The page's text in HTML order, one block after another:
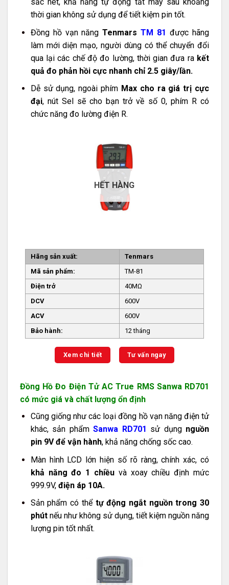
thời gian không sử dụng để tiết kiệm pin tốt.
Đồng hồ vạn năngTenmarsTM 81 được hãng
làm mới diện mạo, người dùng có thể chuyển đổi
qua lại các chế độ đo lường, thời gian đưa ra kết
quả đo phản hồi cực nhanh chỉ 2.5 giây/lần.
Dễ sử dụng, ngoài phím Max cho ra giá trị cực
đại, nút Sel sẽ cho bạn trở về số 0, phím R có
chức năng đo lường điện R.
HẾT HÀNG
Hãng sản xuất:
Tenmars
Mã sản phẩm:
TM-81
Điện trở
40MΩ
DCV
600V
ACV
600V
Bảo hành:
12 tháng
Xem chi tiết Tư vấn ngay
Đồng Hồ Đo Điện Tử AC True RMS Sanwa RD701
có mức giá và chất lượng ổn định
Cũng giống như các loại đồng hồ vạn năng điện tử
khác, sản phẩmSanwa RD701 sử dụng nguồn
pin 9V để vận hành, khả năng chống sốc cao.
Màn hình LCD lớn hiện số rõ ràng, chính xác, có
khả năng đo 1 chiều và xoay chiều định mức
999.9V, điện áp 10A.
Sản phẩm có thể tự động ngắt nguồn trong 30
phútnếu như không sử dụng, tiết kiệm nguồn năng
lượng pin tốt nhất.